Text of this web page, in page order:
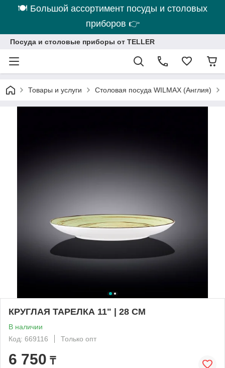
🍽 Большой ассортимент посуды и столовых
приборов 👉
Посуда и столовые приборы от TELLER
Товары и услуги Столовая посуда WILMAX (Англия)
КРУГЛАЯ ТАРЕЛКА 11" | 28 CM
В наличии
Код: 669116
Только опт
6 750 ₸